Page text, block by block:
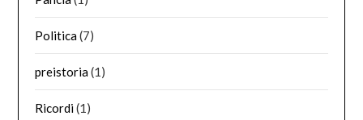
Politica(7)
preistoria(1)
Ricordi(1)